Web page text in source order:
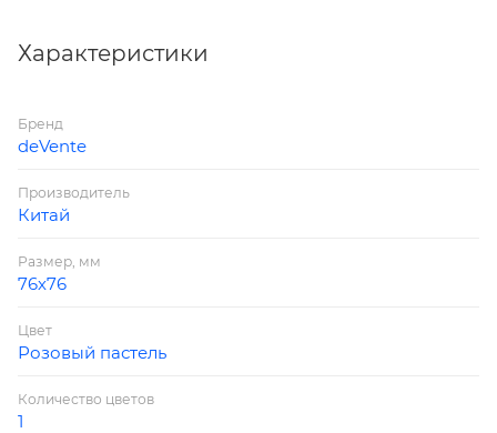
Характеристики
Бренд
deVente
Производитель
Китай
Размер, мм
76х76
Цвет
Розовый пастель
Количество цветов
1